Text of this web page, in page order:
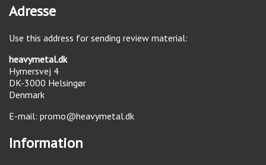
Adresse
Use this address for sending review material:
heavymetal.dk
Hymersvej 4
DK-3000 Helsingør
Denmark
E-mail: promo@heavymetal.dk
Information